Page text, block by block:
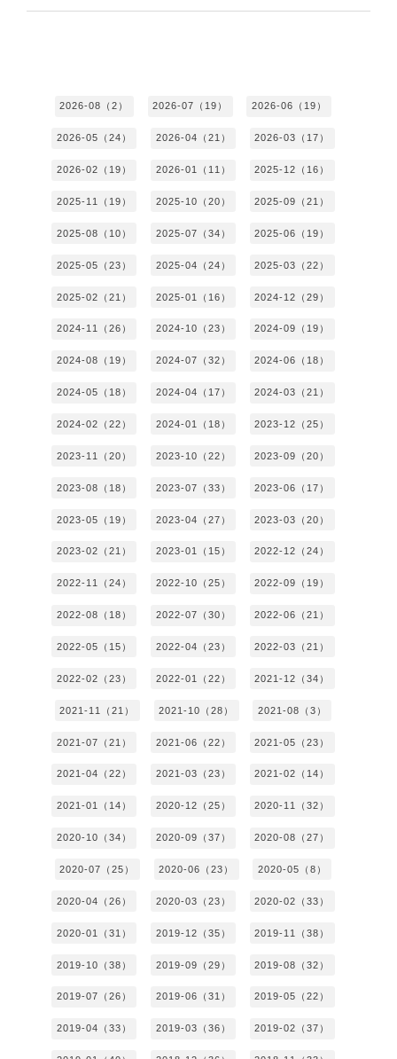
2026-08（2） 2026-07（19） 2026-06（19）
2026-05（24） 2026-04（21） 2026-03（17）
2026-02（19） 2026-01（11） 2025-12（16）
2025-11（19） 2025-10（20） 2025-09（21）
2025-08（10） 2025-07（34） 2025-06（19）
2025-05（23） 2025-04（24） 2025-03（22）
2025-02（21） 2025-01（16） 2024-12（29）
2024-11（26） 2024-10（23） 2024-09（19）
2024-08（19） 2024-07（32） 2024-06（18）
2024-05（18） 2024-04（17） 2024-03（21）
2024-02（22） 2024-01（18） 2023-12（25）
2023-11（20） 2023-10（22） 2023-09（20）
2023-08（18） 2023-07（33） 2023-06（17）
2023-05（19） 2023-04（27） 2023-03（20）
2023-02（21） 2023-01（15） 2022-12（24）
2022-11（24） 2022-10（25） 2022-09（19）
2022-08（18） 2022-07（30） 2022-06（21）
2022-05（15） 2022-04（23） 2022-03（21）
2022-02（23） 2022-01（22） 2021-12（34）
2021-11（21） 2021-10（28） 2021-08（3）
2021-07（21） 2021-06（22） 2021-05（23）
2021-04（22） 2021-03（23） 2021-02（14）
2021-01（14） 2020-12（25） 2020-11（32）
2020-10（34） 2020-09（37） 2020-08（27）
2020-07（25） 2020-06（23） 2020-05（8）
2020-04（26） 2020-03（23） 2020-02（33）
2020-01（31） 2019-12（35） 2019-11（38）
2019-10（38） 2019-09（29） 2019-08（32）
2019-07（26） 2019-06（31） 2019-05（22）
2019-04（33） 2019-03（36） 2019-02（37）